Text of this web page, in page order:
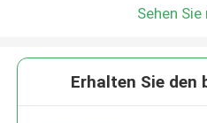
Sehen Sie
Erhalten Sie den